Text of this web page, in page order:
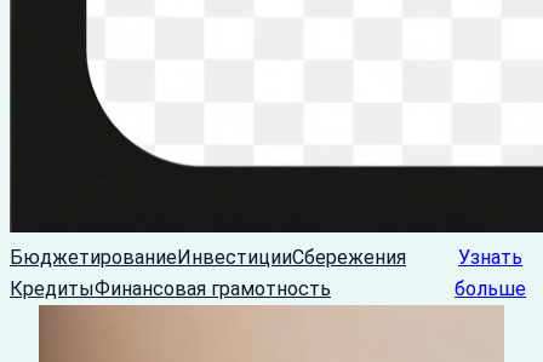
БюджетированиеИнвестицииСбережения
КредитыФинансовая грамотность
Узнать
больше